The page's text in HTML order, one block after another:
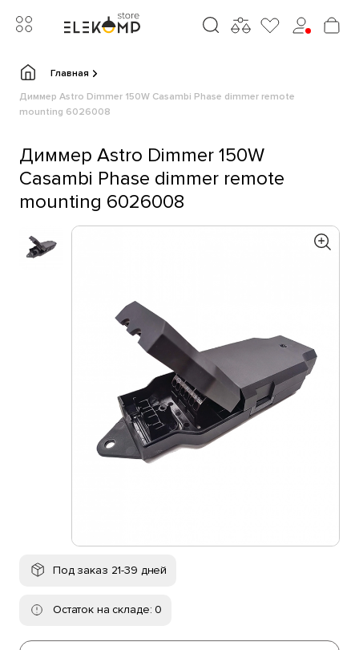
Главная
Диммер Astro Dimmer 150W Casambi Phase dimmer remote
mounting 6026008
Диммер Astro Dimmer 150W
Casambi Phase dimmer remote
mounting 6026008
Под заказ 21-39 дней
Остаток на складе: 0